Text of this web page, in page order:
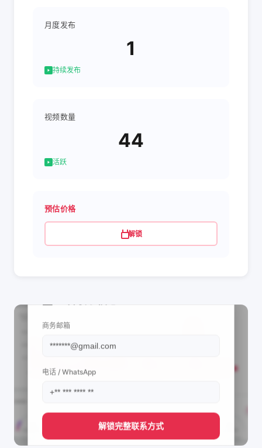
月度发布
1
持续发布
视频数量
44
活跃
预估价格
解锁
商务邮箱
电话 / WhatsApp
解锁完整联系方式